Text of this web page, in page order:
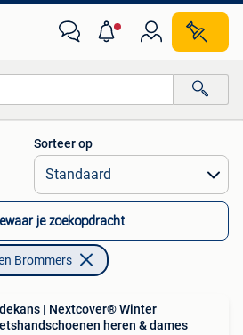
afstanden…
Sorteer op
je zoekopdracht
Brommers
| Nextcover® Winter
heren & dames